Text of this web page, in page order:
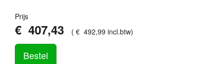
Prijs
€ 407,43 ( € 492,99 incl.btw)
Bestel